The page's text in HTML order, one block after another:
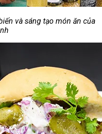
và sáng tạo món ăn của